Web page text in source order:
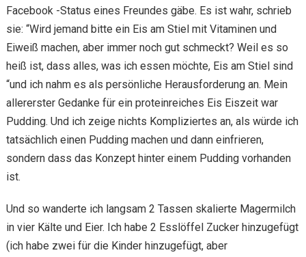
Facebook -Status eines Freundes gäbe. Es ist wahr, schrieb
sie: “Wird jemand bitte ein Eis am Stiel mit Vitaminen und
Eiweiß machen, aber immer noch gut schmeckt? Weil es so
heiß ist, dass alles, was ich essen möchte, Eis am Stiel sind
“und ich nahm es als persönliche Herausforderung an. Mein
allererster Gedanke für ein proteinreiches Eis Eiszeit war
Pudding. Und ich zeige nichts Kompliziertes an, als würde ich
tatsächlich einen Pudding machen und dann einfrieren,
sondern dass das Konzept hinter einem Pudding vorhanden
ist.
Und so wanderte ich langsam 2 Tassen skalierte Magermilch
in vier Kälte und Eier. Ich habe 2 Esslöffel Zucker hinzugefügt
(ich habe zwei für die Kinder hinzugefügt, aber